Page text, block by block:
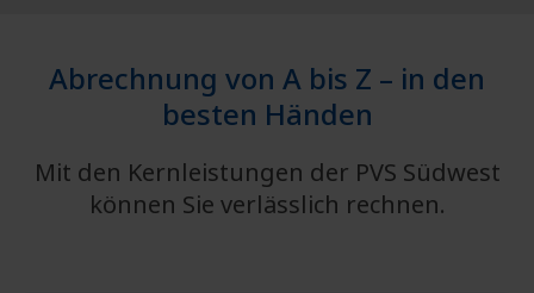
Abrechnung von A bis Z – in den
besten Händen
Mit den Kernleistungen der PVS Südwest
können Sie verlässlich rechnen.